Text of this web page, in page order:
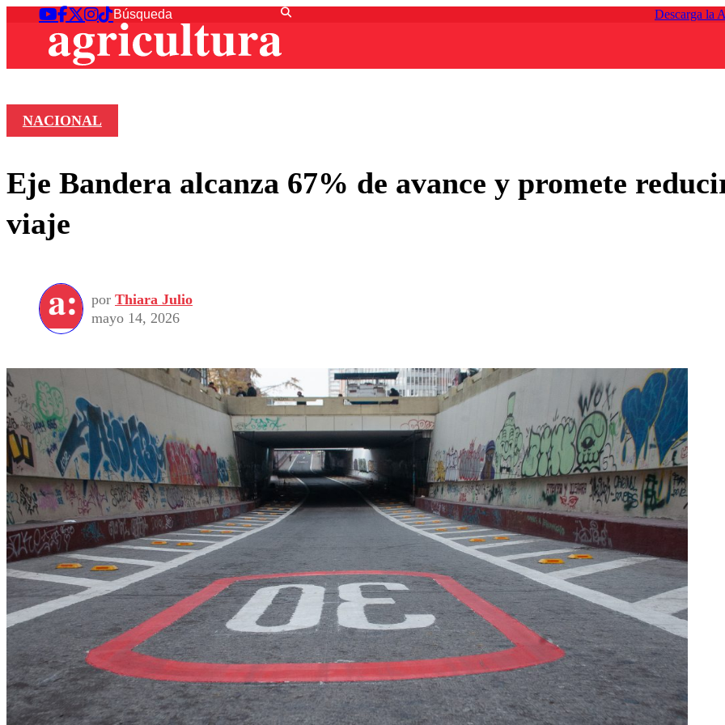
Descarga la
NACIONAL
Eje Bandera alcanza 67% de avance y promete
viaje
por Thiara Julio
mayo 14, 2026